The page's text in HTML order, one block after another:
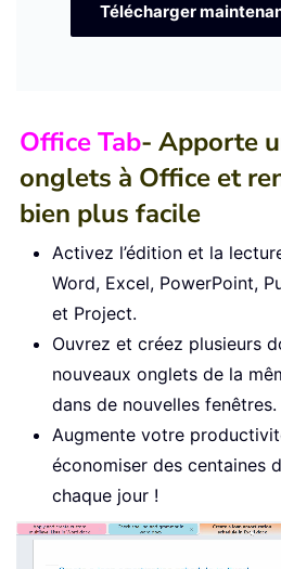
Télécharger
Office Tab- Apporte
onglets à Office et
bien plus facile
Activez l’édition et la
Word, Excel, PowerPoint,
et Project.
Ouvrez et créez plusieurs
nouveaux onglets de la
dans de nouvelles fenêtres.
Augmente votre
économiser des centaines
chaque jour !